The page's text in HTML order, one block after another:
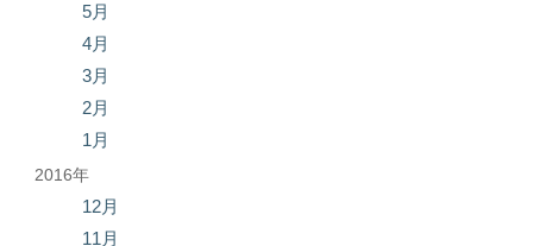
5月
4月
3月
2月
1月
2016年
12月
11月